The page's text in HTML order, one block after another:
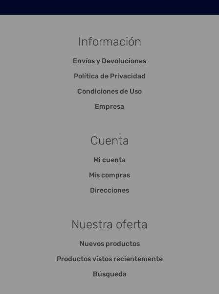
Información
Envíos y Devoluciones
Política de Privacidad
Condiciones de Uso
Empresa
Cuenta
Mi cuenta
Mis compras
Direcciones
Nuestra oferta
Nuevos productos
Productos vistos recientemente
Búsqueda